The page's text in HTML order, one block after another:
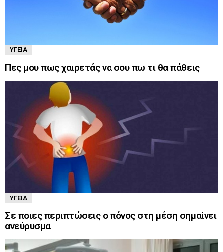
ΥΓΕΊΑ
Πες μου πως χαιρετάς να σου πω τι θα πάθεις
ΥΓΕΊΑ
Σε ποιες περιπτώσεις ο πόνος στη μέση σημαίνει
ανεύρυσμα